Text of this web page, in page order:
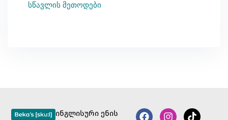
სწავლის მეთოდები
ინგლისური ენის